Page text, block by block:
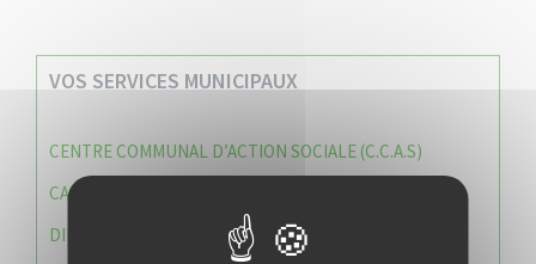
VOS SERVICES MUNICIPAUX
CENTRE COMMUNAL D’ACTION SOCIALE (C.C.A.S)
CAISSE DES ÉCOLES
DIRECTION DES SERVICES TECHNIQUES